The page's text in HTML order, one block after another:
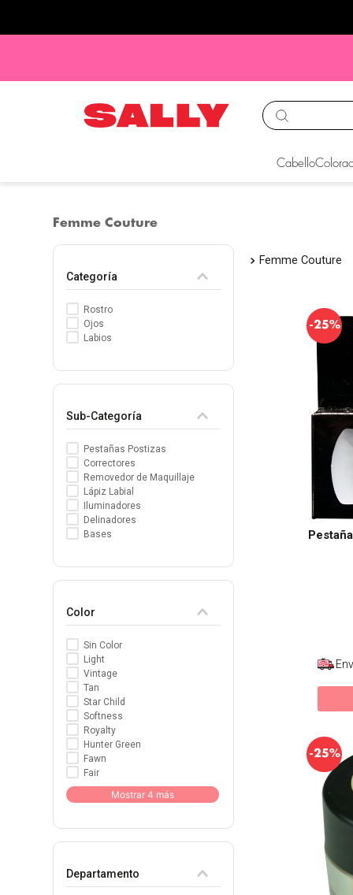
Cabello
Femme Couture
Categoría
Rostro
Ojos
Labios
Sub-Categoría
Pestañas Postizas
Correctores
Removedor de Maquillaje
Lápiz Labial
Iluminadores
Delinadores
Bases
Color
Sin Color
Light
Vintage
Tan
Star Child
Softness
Royalty
Hunter Green
Fawn
Fair
Mostrar 4 más
Departamento
Femme Couture
-25%
-25%
TÉRMINOS MÁS
ion
manic panic
protectores termicos